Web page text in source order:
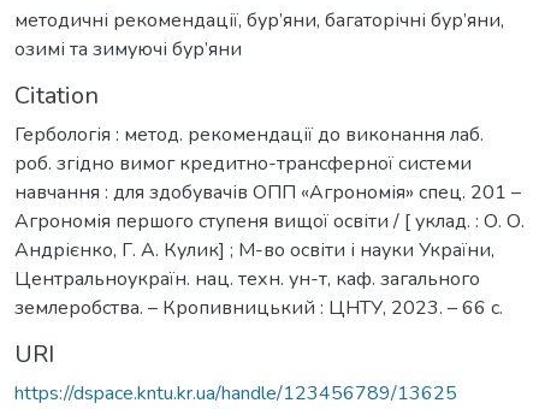
методичні рекомендації, бур’яни, багаторічні бур’яни,
озимі та зимуючі бур’яни
Citation
Гербологія : метод. рекомендації до виконання лаб.
роб. згідно вимог кредитно-трансферної системи
навчання : для здобувачів ОПП «Агрономія» спец. 201 –
Агрономія першого ступеня вищої освіти / [ уклад. : О. О.
Андрієнко, Г. А. Кулик] ; М-во освіти і науки України,
Центральноукраїн. нац. техн. ун-т, каф. загального
землеробства. – Кропивницький : ЦНТУ, 2023. – 66 с.
URI
https://dspace.kntu.kr.ua/handle/123456789/13625